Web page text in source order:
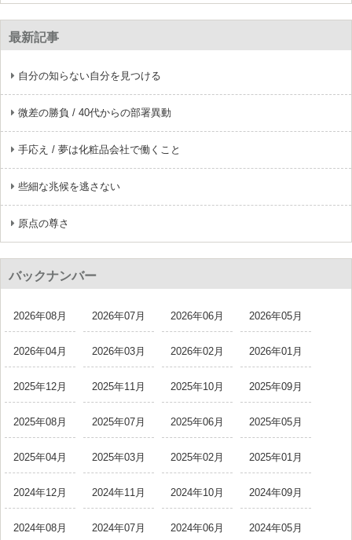
最新記事
自分の知らない自分を見つける
微差の勝負 / 40代からの部署異動
手応え / 夢は化粧品会社で働くこと
些細な兆候を逃さない
原点の尊さ
バックナンバー
2026年08月 2026年07月 2026年06月 2026年05月
2026年04月 2026年03月 2026年02月 2026年01月
2025年12月 2025年11月 2025年10月 2025年09月
2025年08月 2025年07月 2025年06月 2025年05月
2025年04月 2025年03月 2025年02月 2025年01月
2024年12月 2024年11月 2024年10月 2024年09月
2024年08月 2024年07月 2024年06月 2024年05月